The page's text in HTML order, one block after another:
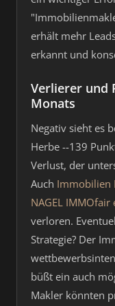
erhält mehr
erkannt und
Verlierer und
Monats
Negativ sieht es
Herbe --139
Verlust, der
Auch Immobilien
NAGEL IMMOfair
verloren.
Strategie? Der
büßt ein auch
Makler könnten